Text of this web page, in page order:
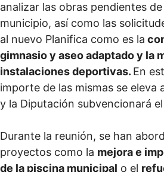
analizar las obras pendientes
municipio, así como las
al nuevo Planifica como es la
gimnasio y aseo adaptado y la
instalaciones deportivas. En
importe de las mismas se eleva
y la Diputación subvencionará
Durante la reunión, se han
proyectos como la mejora e
de la piscina municipal o el